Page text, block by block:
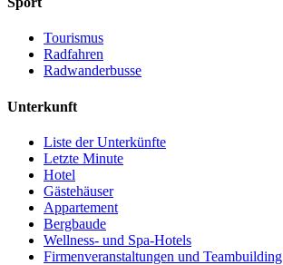
Tourismus
Radfahren
Radwanderbusse
Unterkunft
Liste der Unterkünfte
Letzte Minute
Hotel
Gästehäuser
Appartement
Bergbaude
Wellness- und Spa-Hotels
Firmenveranstaltungen und Teambuilding